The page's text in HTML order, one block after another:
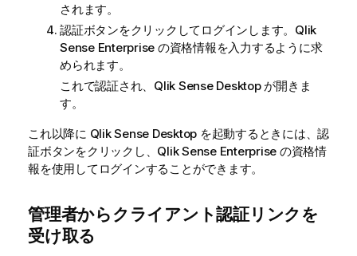
されます。
認証ボタンをクリックしてログインします。 Qlik
Sense Enterprise の資格情報を入力するように求
められます。
これで認証され、 Qlik Sense Desktopが開きま
す。
これ以降に Qlik Sense Desktop を起動するときには、認
証ボタンをクリックし、 Qlik Sense Enterprise の資格情
報を使用してログインすることができます。
管理者からクライアント認証リンクを
受け取る